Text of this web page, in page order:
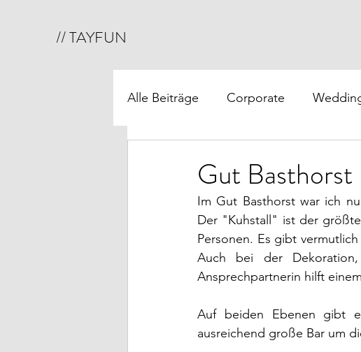
// TAYFUN
Alle Beiträge Corporate
Gut Basthorst
Im Gut Basthorst war ich
Der "Kuhstall" ist der
Personen. Es gibt
Auch bei der
Ansprechpartnerin hilft
Auf beiden Ebenen gibt
ausreichend große Bar um